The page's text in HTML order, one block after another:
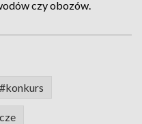
czy obozów.
#konkurs